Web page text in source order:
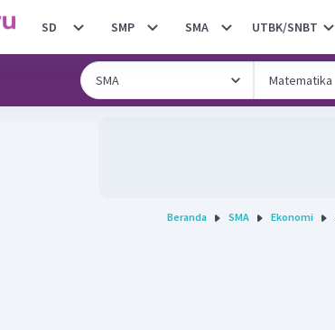
SD SMP SMA UTBK/SNBT
Beranda SMA Ekonomi